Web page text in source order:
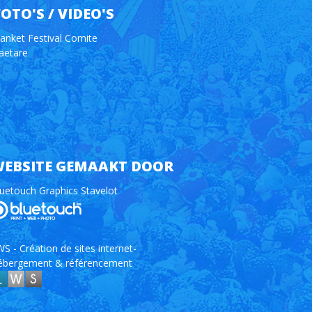
/ VIDEO'S
Festival Comite
GEMAAKT DOOR
Graphics Stavelot
- Création de sites internet-
& référencement